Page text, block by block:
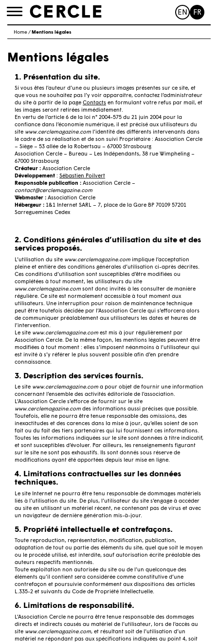
Toggle
EN FR
Home/ Mentions légales
Mentions légales
1. Présentation du site.
Si vous êtes l’auteur d’une ou plusieurs images présentes sur ce site, et
que vous ne souhaitez pas l’y voir apparaitre, contactez l’administrateur
du site à partir de la page Contacts en formulant votre refus par mail, et
les images seront retirées immédiatement.
En vertu de l’article 6 de la loi n° 2004-575 du 21 juin 2004 pour la
confiance dans l’économie numérique, il est précisé aux utilisateurs du
site www.cerclemagazine.com l’identité des différents intervenants dans
le cadre de sa réalisation et de son suivi Propriétaire : Association Cercle
– Siège – 53 allée de la Robertsau – 67000 Strasbourg
Association Cercle – Bureau – Les Indépendants, 38 rue Wimpheling –
67000 Strasbourg
Créateur : Association Cercle
Développement : Sébastien Poilvert
Responsable publication : Association Cercle –
contact@cerclemagazine.com
Webmaster : Association Cercle
Hébergeur : 1&1 Internet SARL – 7, place de la Gare BP 70109 57201
Sarreguemines Cedex
2. Conditions générales d’utilisation du site et des
services proposés.
L’utilisation du site www.cerclemagazine.com implique l’acceptation
pleine et entière des conditions générales d’utilisation ci-après décrites.
Ces conditions d’utilisation sont susceptibles d’être modifiées ou
complétées à tout moment, les utilisateurs du site
www.cerclemagazine.com sont donc invités à les consulter de manière
régulière. Ce site est normalement accessible à tout moment aux
utilisateurs. Une interruption pour raison de maintenance technique
peut être toutefois décidée par l’Association Cercle qui s’efforcera alors
de communiquer préalablement aux utilisateurs les dates et heures de
l’intervention.
Le site www.cerclemagazine.com est mis à jour régulièrement par
Association Cercle. De la même façon, les mentions légales peuvent être
modifiées à tout moment : elles s’imposent néanmoins à l’utilisateur qui
est invité à s’y référer le plus souvent possible afin d’en prendre
connaissance.
3. Description des services fournis.
Le site www.cerclemagazine.com a pour objet de fournir une information
concernant l’ensemble des activités éditoriale de l’association.
L’Association Cercle s’efforce de fournir sur le site
www.cerclemagazine.com des informations aussi précises que possible.
Toutefois, elle ne pourra être tenue responsable des omissions, des
inexactitudes et des carences dans la mise à jour, qu’elles soient de son
fait ou du fait des tiers partenaires qui lui fournissent ces informations.
Toutes les informations indiquées sur le site sont données à titre indicatif,
et sont susceptibles d’évoluer. Par ailleurs, les renseignements figurant
sur le site ne sont pas exhaustifs. Ils sont donnés sous réserve de
modifications ayant été apportées depuis leur mise en ligne.
4. Limitations contractuelles sur les données
techniques.
Le site Internet ne pourra être tenu responsable de dommages matériels
liés à l’utilisation du site. De plus, l’utilisateur du site s’engage à accéder
au site en utilisant un matériel récent, ne contenant pas de virus et avec
un navigateur de dernière génération mis-à-jour.
5. Propriété intellectuelle et contrefaçons.
Toute reproduction, représentation, modification, publication,
adaptation de tout ou partie des éléments du site, quel que soit le moyen
ou le procédé utilisé, est interdite, sauf autorisation écrite préalable des
auteurs respectifs mentionnés.
Toute exploitation non autorisée du site ou de l’un quelconque des
éléments qu’il contient sera considérée comme constitutive d’une
contrefaçon et poursuivie conformément aux dispositions des articles
L.335-2 et suivants du Code de Propriété Intellectuelle.
6. Limitations de responsabilité.
L’Association Cercle ne pourra être tenue responsable des dommages
directs et indirects causés au matériel de l’utilisateur, lors de l’accès au
site www.cerclemagazine.com, et résultant soit de l’utilisation d’un
matériel ne répondant pas aux spécifications indiquées au point 4, soit